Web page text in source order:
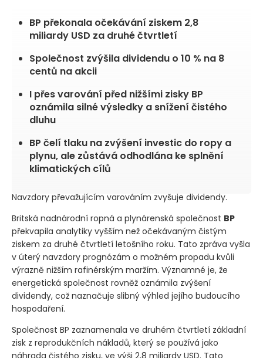
BP překonala očekávání ziskem 2,8
miliardy USD za druhé čtvrtletí
Společnost zvýšila dividendu o 10 % na 8
centů na akcii
I přes varování před nižšími zisky BP
oznámila silné výsledky a snížení čistého
dluhu
BP čelí tlaku na zvýšení investic do ropy a
plynu, ale zůstává odhodlána ke splnění
klimatických cílů
Navzdory převažujícím varováním zvyšuje dividendy.
Britská nadnárodní ropná a plynárenská společnost BP
překvapila analytiky vyšším než očekávaným čistým
ziskem za druhé čtvrtletí letošního roku. Tato zpráva vyšla
v úterý navzdory prognózám o možném propadu kvůli
výrazně nižším rafinérským maržím. Významné je, že
energetická společnost rovněž oznámila zvýšení
dividendy, což naznačuje slibný výhled jejího budoucího
hospodaření.
Společnost BP zaznamenala ve druhém čtvrtletí základní
zisk z reprodukčních nákladů, který se používá jako